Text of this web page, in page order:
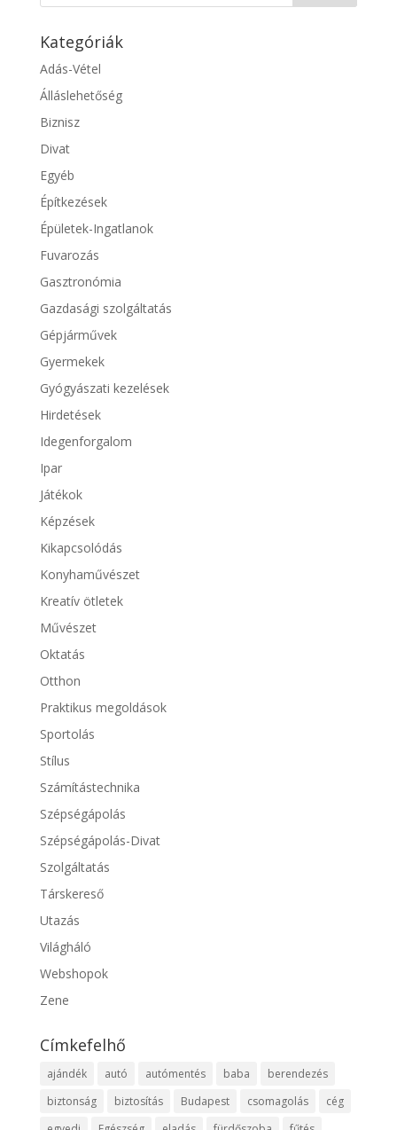
Kategóriák
Adás-Vétel
Álláslehetőség
Biznisz
Divat
Egyéb
Építkezések
Épületek-Ingatlanok
Fuvarozás
Gasztronómia
Gazdasági szolgáltatás
Gépjárművek
Gyermekek
Gyógyászati kezelések
Hirdetések
Idegenforgalom
Ipar
Játékok
Képzések
Kikapcsolódás
Konyhaművészet
Kreatív ötletek
Művészet
Oktatás
Otthon
Praktikus megoldások
Sportolás
Stílus
Számítástechnika
Szépségápolás
Szépségápolás-Divat
Szolgáltatás
Társkereső
Utazás
Világháló
Webshopok
Zene
Címkefelhő
ajándék autó autómentés baba
berendezés
biztonság
biztosítás Budapest csomagolás
cég